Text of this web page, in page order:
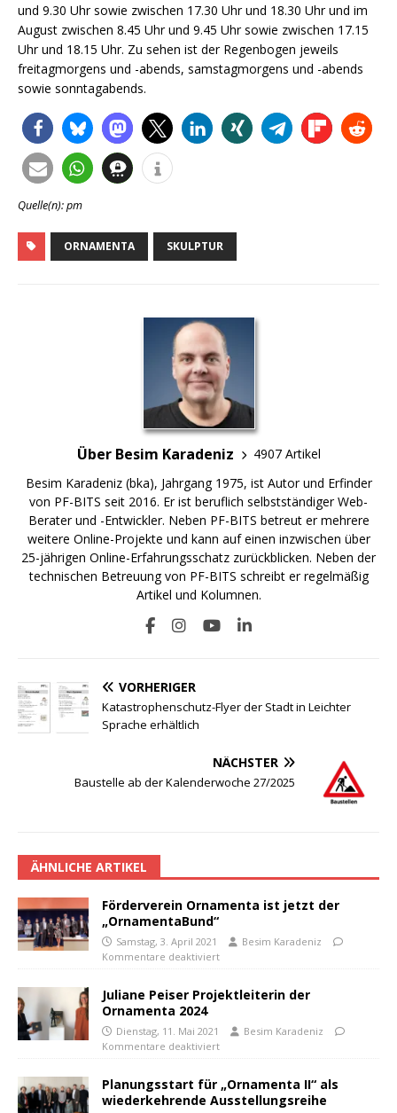
und 9.30 Uhr sowie zwischen 17.30 Uhr und 18.30 Uhr und im
August zwischen 8.45 Uhr und 9.45 Uhr sowie zwischen 17.15
Uhr und 18.15 Uhr. Zu sehen ist der Regenbogen jeweils
freitagmorgens und -abends, samstagmorgens und -abends
sowie sonntagabends.
Quelle(n): pm
ORNAMENTA SKULPTUR
Über Besim Karadeniz
4907 Artikel
Besim Karadeniz (bka), Jahrgang 1975, ist Autor und Erfinder
von PF-BITS seit 2016. Er ist beruflich selbstständiger Web-
Berater und -Entwickler. Neben PF-BITS betreut er mehrere
weitere Online-Projekte und kann auf einen inzwischen über
25-jährigen Online-Erfahrungsschatz zurückblicken. Neben der
technischen Betreuung von PF-BITS schreibt er regelmäßig
Artikel und Kolumnen.
VORHERIGER
Katastrophenschutz-Flyer der Stadt in Leichter
Sprache erhältlich
NÄCHSTER
Baustelle ab der Kalenderwoche 27/2025
ÄHNLICHE ARTIKEL
Förderverein Ornamenta ist jetzt der
„OrnamentaBund“
Samstag, 3. April 2021
Besim Karadeniz
Kommentare deaktiviert
Juliane Peiser Projektleiterin der
Ornamenta 2024
Dienstag, 11. Mai 2021
Besim Karadeniz
Kommentare deaktiviert
Planungsstart für „Ornamenta II“ als
wiederkehrende Ausstellungsreihe